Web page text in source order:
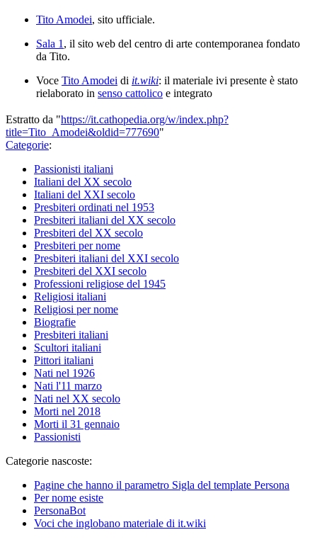
Tito Amodei, sito ufficiale.
Sala 1 , il sito web del centro di arte contemporanea fondato
da Tito.
Voce Tito Amodei di it.wiki: il materiale ivi presente è stato
rielaborato in senso cattolico e integrato
Estratto da "https://it.cathopedia.org/w/index.php?
title=Tito_Amodei&oldid=777690"
Categorie:
Passionisti italiani
Italiani del XX secolo
Italiani del XXI secolo
Presbiteri ordinati nel 1953
Presbiteri italiani del XX secolo
Presbiteri del XX secolo
Presbiteri per nome
Presbiteri italiani del XXI secolo
Presbiteri del XXI secolo
Professioni religiose del 1945
Religiosi italiani
Religiosi per nome
Biografie
Presbiteri italiani
Scultori italiani
Pittori italiani
Nati nel 1926
Nati l'11 marzo
Nati nel XX secolo
Morti nel 2018
Morti il 31 gennaio
Passionisti
Categorie nascoste:
Pagine che hanno il parametro Sigla del template Persona
Per nome esiste
PersonaBot
Voci che inglobano materiale di it.wiki